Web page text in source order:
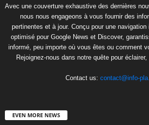
Avec une couverture exhaustive des dernières
nous nous engageons à vous fournir des
pertinentes et à jour. Conçu pour une
optimisé pour Google News et Discover,
informé, peu importe où vous êtes ou comment
Rejoignez-nous dans notre quête pour éclairer,
Contact us: contact@info-
EVEN MORE NEWS